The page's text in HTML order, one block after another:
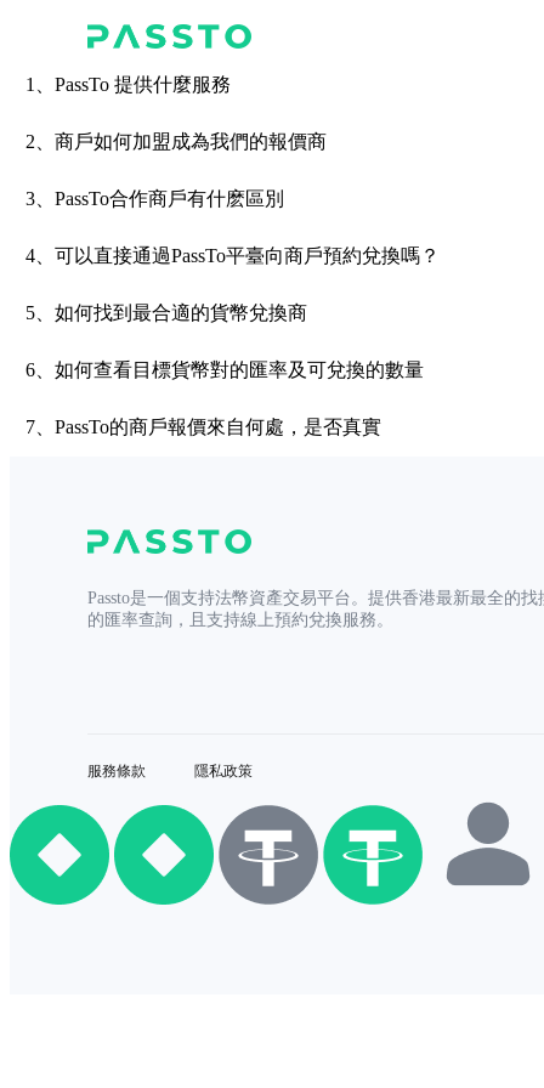
常見問題
1、PassTo 提供什麼服務
2、商戶如何加盟成為我們的報價商
3、PassTo合作商戶有什麽區別
4、可以直接通過PassTo平臺向商戶預約兌換嗎？
5、如何找到最合適的貨幣兌換商
6、如何查看目標貨幣對的匯率及可兌換的數量
7、PassTo的商戶報價來自何處，是否真實
Passto是一個支持法幣資產交易平台。提供香港最新最全的找
的匯率查詢，且支持線上預約兌換服務。
服務條款 隱私政策